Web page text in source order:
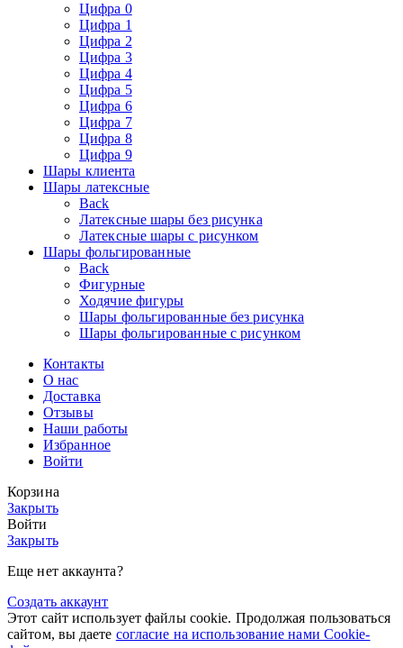
Цифра 0
Цифра 1
Цифра 2
Цифра 3
Цифра 4
Цифра 5
Цифра 6
Цифра 7
Цифра 8
Цифра 9
Шары клиента
Шары латексные
Back
Латексные шары без рисунка
Латексные шары с рисунком
Шары фольгированные
Back
Фигурные
Ходячие фигуры
Шары фольгированные без рисунка
Шары фольгированные с рисунком
Контакты
О нас
Доставка
Отзывы
Наши работы
Избранное
Войти
Корзина
Закрыть
Войти
Закрыть
Еще нет аккаунта?
Создать аккаунт
Этот сайт использует файлы cookie. Продолжая пользоваться
сайтом, вы даете согласие на использование нами Cookie-